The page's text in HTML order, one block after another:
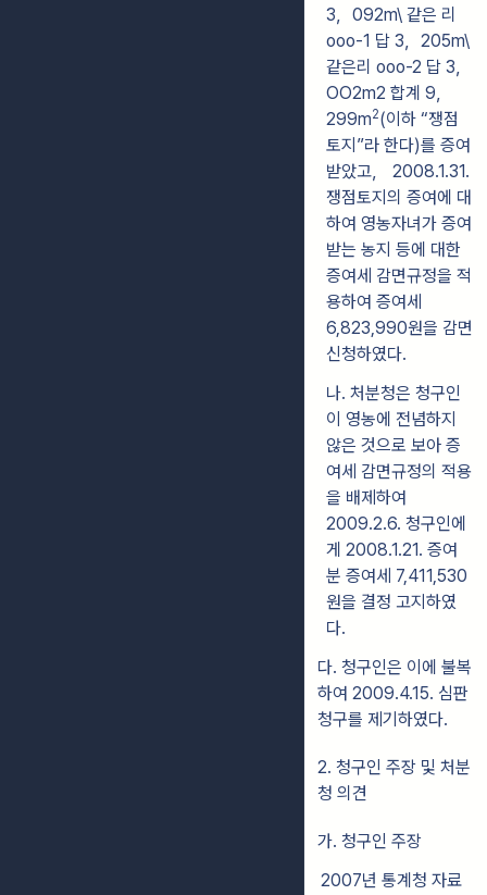
3，092m\ 같은 리
ooo-1 답 3，205m\
같은리 ooo-2 답 3，
OO2m2 합계 9，
299m2(이하 “쟁점
토지”라 한다)를 증여
받았고， 2008.1.31.
쟁점토지의 증여에 대
하여 영농자녀가 증여
받는 농지 등에 대한
증여세 감면규정을 적
용하여 증여세
6,823,990원을 감면
신청하였다.
나. 처분청은 청구인
이 영농에 전념하지
않은 것으로 보아 증
여세 감면규정의 적용
을 배제하여
2009.2.6. 청구인에
게 2008.1.21. 증여
분 증여세 7,411,530
원을 결정 고지하였
다.
다. 청구인은 이에 불복
하여 2009.4.15. 심판
청구를 제기하였다.
2. 청구인 주장 및 처분
청 의견
가. 청구인 주장
2007년 통계청 자료